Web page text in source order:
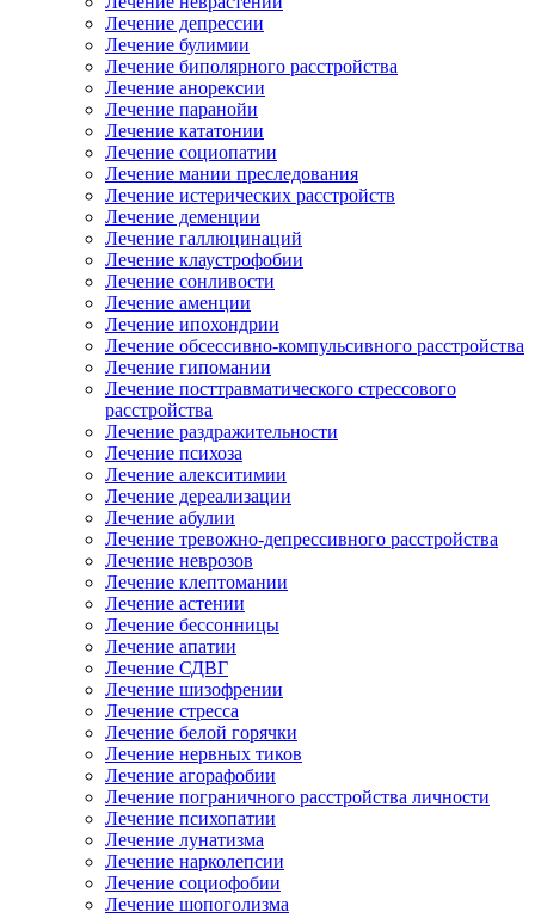
Лечение депрессии
Лечение булимии
Лечение биполярного расстройства
Лечение анорексии
Лечение паранойи
Лечение кататонии
Лечение социопатии
Лечение мании преследования
Лечение истерических расстройств
Лечение деменции
Лечение галлюцинаций
Лечение клаустрофобии
Лечение сонливости
Лечение аменции
Лечение ипохондрии
Лечение обсессивно-компульсивного расстройства
Лечение гипомании
Лечение посттравматического стрессового
расстройства
Лечение раздражительности
Лечение психоза
Лечение алекситимии
Лечение дереализации
Лечение абулии
Лечение тревожно-депрессивного расстройства
Лечение неврозов
Лечение клептомании
Лечение астении
Лечение бессонницы
Лечение апатии
Лечение СДВГ
Лечение шизофрении
Лечение стресса
Лечение белой горячки
Лечение нервных тиков
Лечение агорафобии
Лечение пограничного расстройства личности
Лечение психопатии
Лечение лунатизма
Лечение нарколепсии
Лечение социофобии
Лечение шопоголизма